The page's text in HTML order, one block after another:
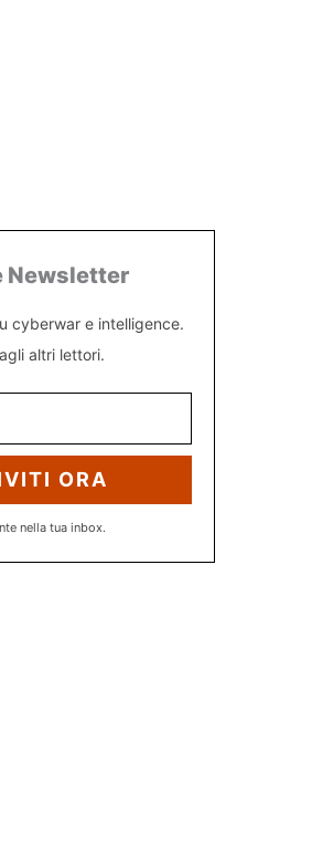
Newsletter
cyberwar e intelligence.
altri lettori.
ORA
nella tua inbox.